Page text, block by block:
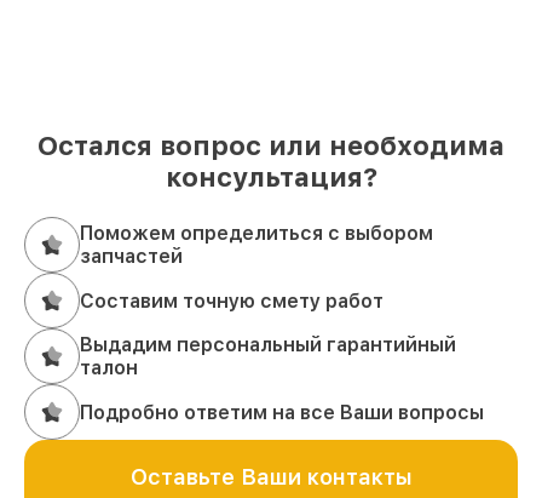
Остался вопрос или необходима
консультация?
Поможем определиться с выбором
запчастей
Составим точную смету работ
Выдадим персональный гарантийный
талон
Подробно ответим на все Ваши вопросы
Оставьте Ваши контакты